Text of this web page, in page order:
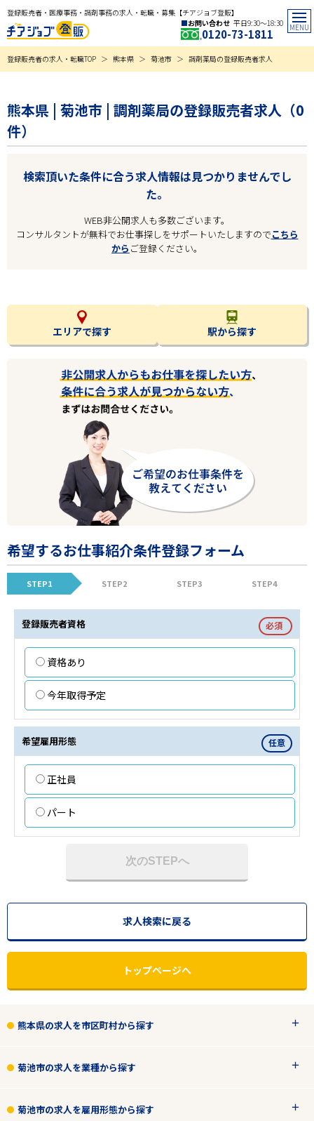
登録販売者・医療事務・調剤事務の求人・転職・募集【チアジョブ登販】
お問い合わせ 平日9:30〜18:30
0120-73-1811
登録販売者の求人・転職TOP 熊本県 菊池市 調剤薬局の登録販売者求人
熊本県 | 菊池市 | 調剤薬局の登録販売者求人（0
件）
検索頂いた条件に合う求人情報は見つかりませんでし
た。
WEB非公開求人も多数ございます。
コンサルタントが無料でお仕事探しをサポートいたしますのでこちら
から ご登録ください。
エリアで探す 駅から探す
希望するお仕事紹介条件登録フォーム
STEP1 STEP2 STEP3 STEP4
登録販売者資格 必須
資格あり
今年取得予定
希望雇用形態 任意
正社員
パート
次のSTEPへ
求人検索に戻る
トップページへ
熊本県の求人を市区町村から探す
菊池市の求人を業種から探す
菊池市の求人を雇用形態から探す